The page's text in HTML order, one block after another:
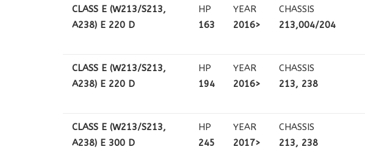
CLASS E (W213/S213,
A238) E 220 D
HP
163
YEAR
2016>
CHASSIS
213,004/204
CLASS E (W213/S213,
A238) E 220 D
HP
194
YEAR
2016>
CHASSIS
213, 238
CLASS E (W213/S213,
A238) E 300 D
HP
245
YEAR
2017>
CHASSIS
213, 238